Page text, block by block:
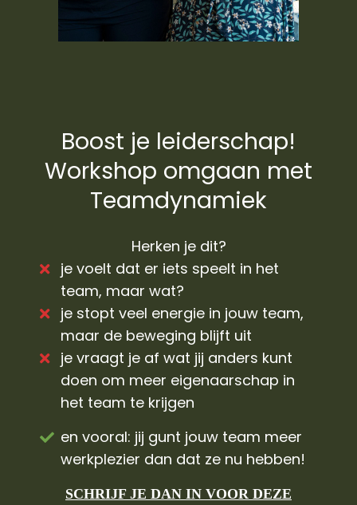
Boost je leiderschap!
Workshop omgaan met
Teamdynamiek
Herken je dit?
je voelt dat er iets speelt in het
team, maar wat?
je stopt veel energie in jouw team,
maar de beweging blijft uit
je vraagt je af wat jij anders kunt
doen om meer eigenaarschap in
het team te krijgen
en vooral: jij gunt jouw team meer
werkplezier dan dat ze nu hebben!
SCHRIJF JE DAN IN VOOR DEZE